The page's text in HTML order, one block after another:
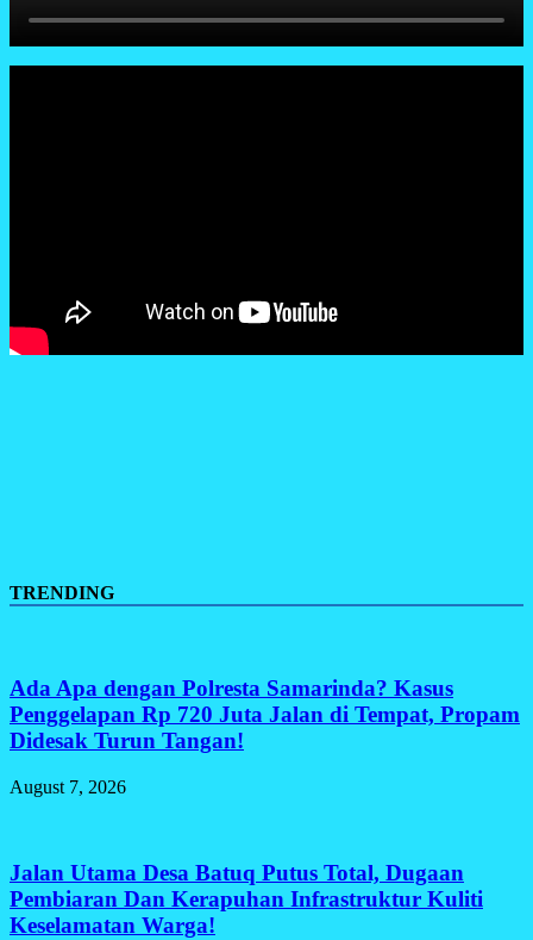
TRENDING
Ada Apa dengan Polresta Samarinda? Kasus
Penggelapan Rp 720 Juta Jalan di Tempat, Propam
Didesak Turun Tangan!
August 7, 2026
Jalan Utama Desa Batuq Putus Total, Dugaan
Pembiaran Dan Kerapuhan Infrastruktur Kuliti
Keselamatan Warga!